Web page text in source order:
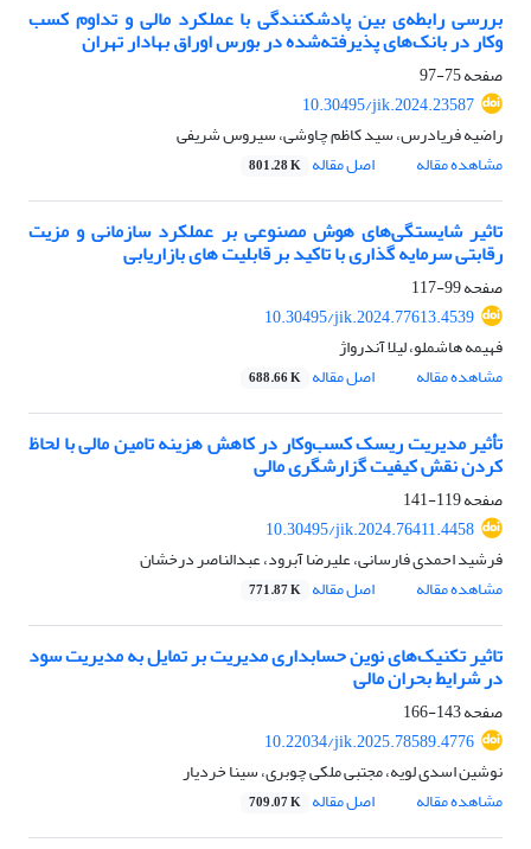
بررسی رابطه‌ی بین پادشکنندگی با عملکرد مالی و تداوم کسب
وکار در بانک‌های پذیرفته‌شده در بورس اوراق بهادار تهران
صفحه75-97
10.30495/jik.2024.23587
راضیه فریادرس، سید کاظم چاوشی، سیروس شریفی
مشاهده مقاله
اصل مقاله 801.28 K
تاثیر شایستگی‌های هوش مصنوعی بر عملکرد سازمانی و مزیت
رقابتی سرمایه گذاری با تاکید بر قابلیت های بازاریابی
صفحه99-117
10.30495/jik.2024.77613.4539
فهیمه هاشملو، لیلا آندرواژ
مشاهده مقاله
اصل مقاله 688.66 K
تأثیر مدیریت ریسک کسب‌وکار در کاهش هزینه تامین مالی با لحاظ
کردن نقش کیفیت گزارشگری مالی
صفحه119-141
10.30495/jik.2024.76411.4458
فرشید احمدی فارسانی، علیرضا آبرود، عبدالناصر درخشان
مشاهده مقاله
اصل مقاله 771.87 K
تاثیر تکنیک‌های نوین حسابداری مدیریت بر تمایل به مدیریت سود
در شرایط بحران مالی
صفحه143-166
10.22034/jik.2025.78589.4776
نوشین اسدی لویه، مجتبی ملکی چوبری، سینا خردیار
مشاهده مقاله
اصل مقاله 709.07 K